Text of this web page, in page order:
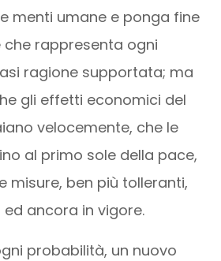
menti umane e ponga fine
rappresenta ogni
ragione supportata; ma
gli effetti economici del
velocemente, che le
al primo sole della pace,
misure, ben più tolleranti,
ed ancora in vigore.
probabilità, un nuovo